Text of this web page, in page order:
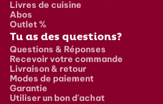
Livres de cuisine
Abos
Outlet %
Tu as des questions?
Questions & Réponses
Recevoir votre commande
Livraison & retour
Modes de paiement
Garantie
Utiliser un bon d'achat